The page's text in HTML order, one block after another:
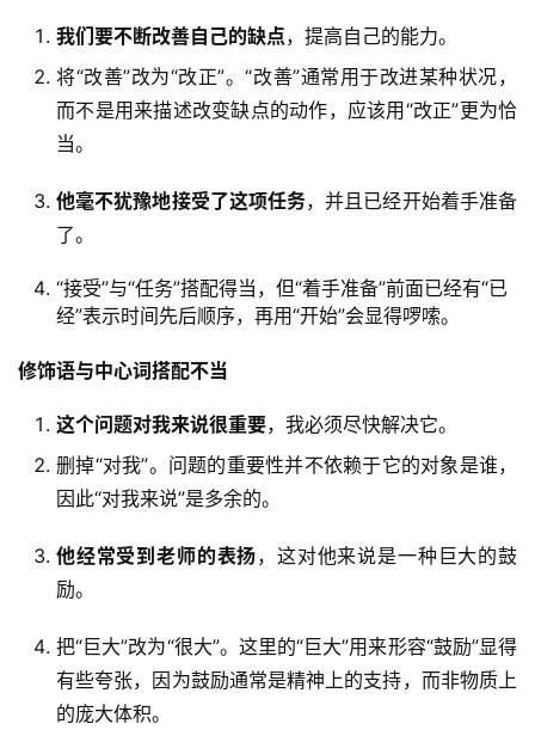
我们要不断改善自己的缺点，提高自己的能力。
将“改善”改为“改正”。“改善”通常用于改进某种状况，
而不是用来描述改变缺点的动作，应该用“改正”更为恰
当。
他毫不犹豫地接受了这项任务，并且已经开始着手准备
了。
“接受”与“任务”搭配得当，但“着手准备”前面已经有“已
经”表示时间先后顺序，再用“开始”会显得啰嗦。
修饰语与中心词搭配不当
这个问题对我来说很重要，我必须尽快解决它。
删掉“对我”。问题的重要性并不依赖于它的对象是谁，
因此“对我来说”是多余的。
他经常受到老师的表扬，这对他来说是一种巨大的鼓
励。
把“巨大”改为“很大”。这里的“巨大”用来形容“鼓励”显得
有些夸张，因为鼓励通常是精神上的支持，而非物质上
的庞大体积。